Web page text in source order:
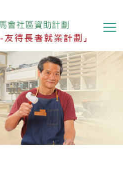
主
內
容